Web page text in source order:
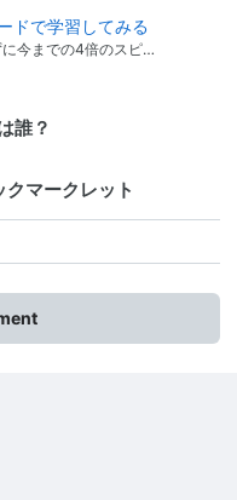
ドで学習してみる
に今までの4倍のスピ…
誰？
マークレット